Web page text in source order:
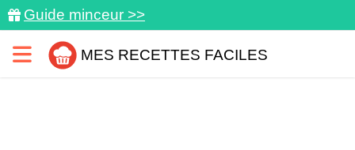
Guide minceur >>
MES RECETTES FACILES